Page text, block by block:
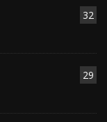
32
29